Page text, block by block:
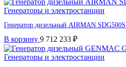
Генераторы и электростанции
Генератор дизельный AIRMAN
В корзину 9 712 233 ₽
Генераторы и электростанции